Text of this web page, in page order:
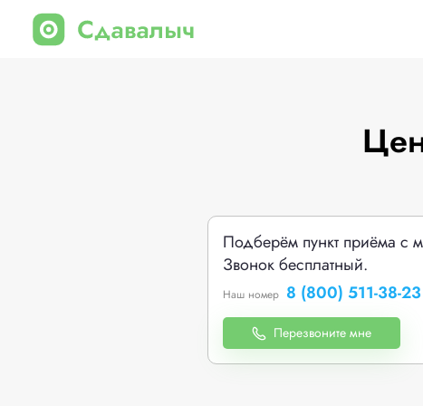
Подберём пункт приёма с
Звонок бесплатный.
Наш номер 8 (800) 511-38-23
Перезвоните мне